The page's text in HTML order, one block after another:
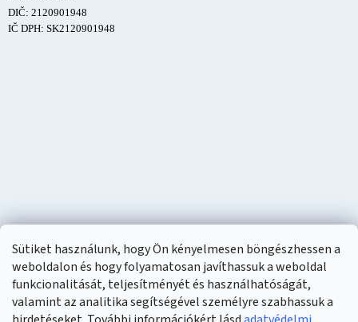
Sütiket használunk, hogy Ön kényelmesen böngészhessen a
weboldalon és hogy folyamatosan javíthassuk a weboldal
funkcionalitását, teljesítményét és használhatóságát,
valamint az analitika segítségével személyre szabhassuk a
DIČ: 2120901948
IČ DPH: SK2120901948